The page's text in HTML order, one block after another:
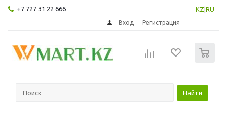
+7 727 31 22 666 KZ RU
Вход Регистрация
Найти